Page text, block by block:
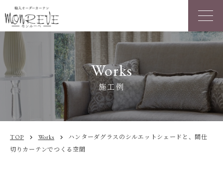
Works
施工例
TOP chevron_right Works chevron_right
ハンターダグラスのシルエットシェードと、間仕
切りカーテンでつくる空間